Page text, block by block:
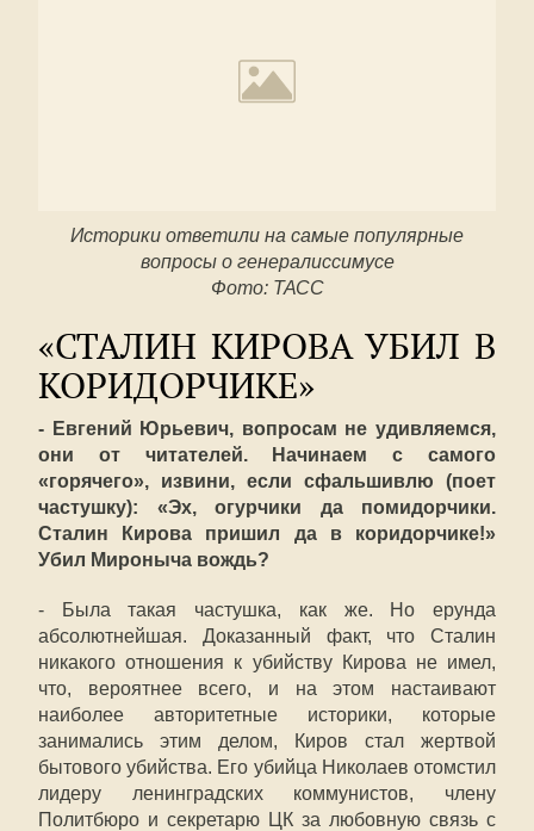
Историки ответили на самые популярные
вопросы о генералиссимусе
​Фото: ТАСС
«СТАЛИН КИРОВА УБИЛ В
КОРИДОРЧИКЕ»
- Евгений Юрьевич, вопросам не удивляемся,
они от читателей. Начинаем с самого
«горячего», извини, если сфальшивлю (поет
частушку): «Эх, огурчики да помидорчики.
Сталин Кирова пришил да в коридорчике!»
Убил Мироныча вождь?
- Была такая частушка, как же. Но ерунда
абсолютнейшая. Доказанный факт, что Сталин
никакого отношения к убийству Кирова не имел,
что, вероятнее всего, и на этом настаивают
наиболее авторитетные историки, которые
занимались этим делом, Киров стал жертвой
бытового убийства. Его убийца Николаев отомстил
лидеру ленинградских коммунистов, члену
Политбюро и секретарю ЦК за любовную связь с